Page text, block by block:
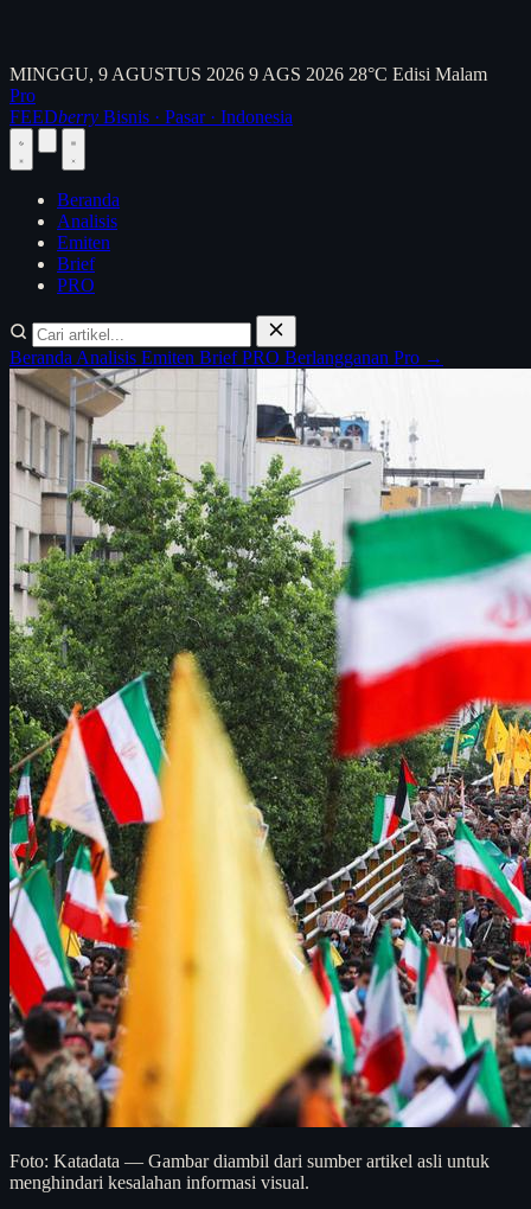
MINGGU, 9 AGUSTUS 2026 9 AGS 2026 28°C Edisi Malam
Pro
FEEDberry Bisnis · Pasar · Indonesia
Beranda
Analisis
Emiten
Brief
PRO
Beranda Analisis Emiten BriefPRO Berlangganan Pro →
Foto: Katadata — Gambar diambil dari sumber artikel asli untuk
menghindari kesalahan informasi visual.